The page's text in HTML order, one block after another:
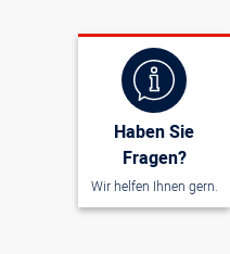
Haben Sie
Fragen?
Wir helfen Ihnen gern.